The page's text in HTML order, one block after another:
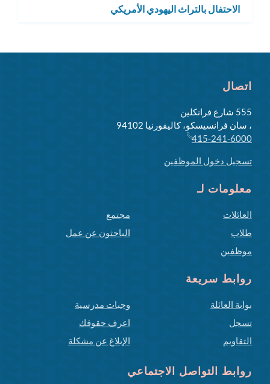
الاحتفال بالتراث اليهودي الأمريكي
اتصال
555 شارع فرانكلين
، سان فرانسيسكو، كاليفورنيا 94102
415-241-6000
تسجيل دخول الموظفين
معلومات لـ
العائلات
طلاب
موظفين
مجتمع
الباحثون عن عمل
روابط سريعة
بوابة العائلة
تسجل
التقاويم
وجبات مدرسية
اعرف حقوقك
الإبلاغ عن مشكلة
روابط التواصل الاجتماعي